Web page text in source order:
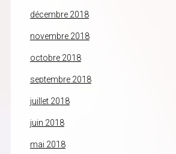
décembre 2018
novembre 2018
octobre 2018
septembre 2018
juillet 2018
juin 2018
mai 2018